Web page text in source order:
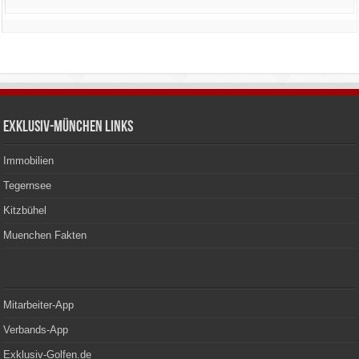
Exklusiv-München Links
Immobilien
Tegernsee
Kitzbühel
Muenchen Fakten
Mitarbeiter-App
Verbands-App
Exklusiv-Golfen.de